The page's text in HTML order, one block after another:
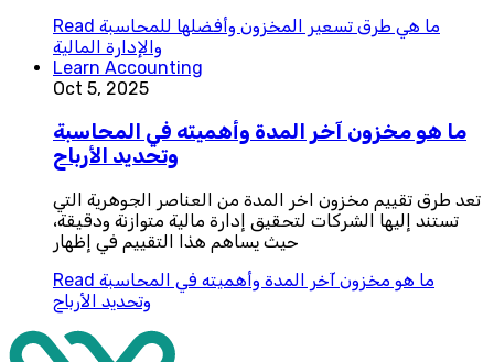
Read ما هي طرق تسعير المخزون وأفضلها للمحاسبة
والإدارة المالية
Learn Accounting
Oct 5, 2025
ما هو مخزون آخر المدة وأهميته في المحاسبة
وتحديد الأرباح
تعد طرق تقييم مخزون اخر المدة من العناصر الجوهرية التي
تستند إليها الشركات لتحقيق إدارة مالية متوازنة ودقيقة،
حيث يساهم هذا التقييم في إظهار
Read ما هو مخزون آخر المدة وأهميته في المحاسبة
وتحديد الأرباح